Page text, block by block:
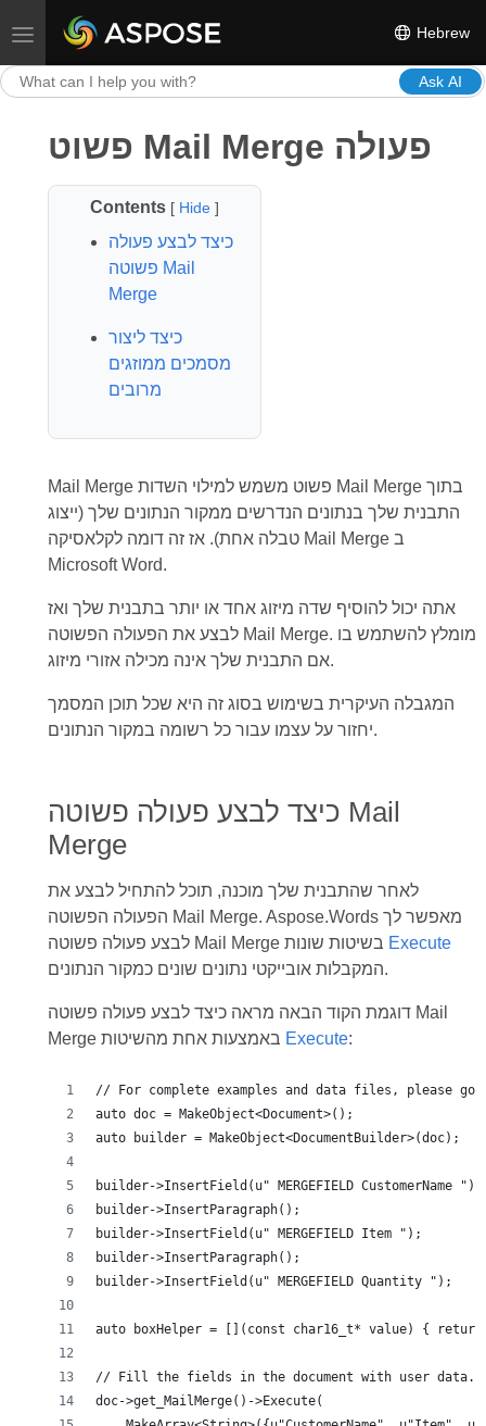
Toggle navigation Hebrew
Ask AI
פשוט Mail Merge פעולה
Contents [ Hide]
כיצד לבצע פעולה
פשוטה Mail
Merge
כיצד ליצור
מסמכים ממוזגים
מרובים
Mail Merge פשוט משמש למילוי השדות Mail Merge בתוך
התבנית שלך בנתונים הנדרשים ממקור הנתונים שלך (ייצוג
טבלה אחת). אז זה דומה לקלאסיקה Mail Merge ב
Microsoft Word.
אתה יכול להוסיף שדה מיזוג אחד או יותר בתבנית שלך ואז
לבצע את הפעולה הפשוטה Mail Merge. מומלץ להשתמש בו
אם התבנית שלך אינה מכילה אזורי מיזוג.
המגבלה העיקרית בשימוש בסוג זה היא שכל תוכן המסמך
יחזור על עצמו עבור כל רשומה במקור הנתונים.
כיצד לבצע פעולה פשוטה Mail
Merge
לאחר שהתבנית שלך מוכנה, תוכל להתחיל לבצע את
הפעולה הפשוטה Mail Merge. Aspose.Words מאפשר לך
Execute
המקבלות אובייקטי נתונים שונים כמקור הנתונים.
דוגמת הקוד הבאה מראה כיצד לבצע פעולה פשוטה Mail
Execute: